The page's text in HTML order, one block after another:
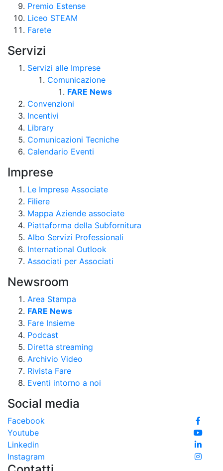
Premio Estense
Liceo STEAM
Farete
Servizi
Servizi alle Imprese
Comunicazione
FARE News
Convenzioni
Incentivi
Library
Comunicazioni Tecniche
Calendario Eventi
Imprese
Le Imprese Associate
Filiere
Mappa Aziende associate
Piattaforma della Subfornitura
Albo Servizi Professionali
International Outlook
Associati per Associati
Newsroom
Area Stampa
FARE News
Fare Insieme
Podcast
Diretta streaming
Archivio Video
Rivista Fare
Eventi intorno a noi
Social media
Facebook
Youtube
Linkedin
Instagram